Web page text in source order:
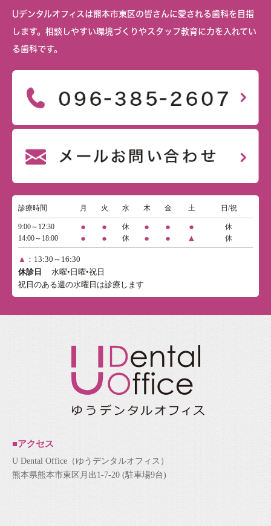
Uデンタルオフィスは熊本市東区の皆さんに愛される歯科を目指
します。相談しやすい環境づくりやスタッフ教育に力を入れてい
る歯科です。
診療時間 月 火 水 木 金 土 日/祝
9:00～12:30 ● ● 休 ● ● ●
休
14:00～18:00
● ● 休 ● ● ▲ 休
▲ ：13:30～16:30
休診日
水曜•日曜•祝日
祝日のある週の水曜日は診療します
■アクセス
U Dental Office（ゆうデンタルオフィス）
熊本県熊本市東区月出1-7-20 (駐車場9台)